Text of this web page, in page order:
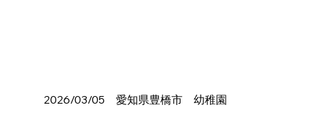
2026/03/05　愛知県豊橋市　幼稚園